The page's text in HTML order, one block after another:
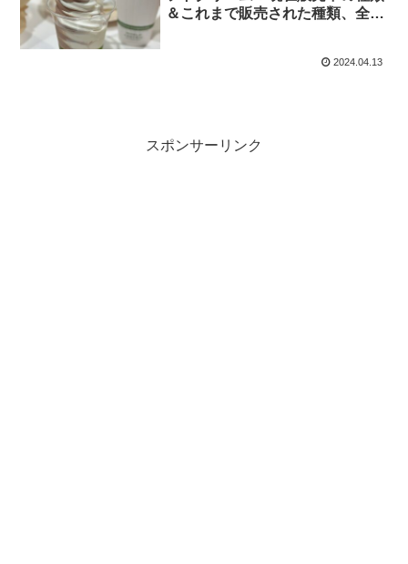
＆これまで販売された種類、全紹
2024.04.13
スポンサーリンク